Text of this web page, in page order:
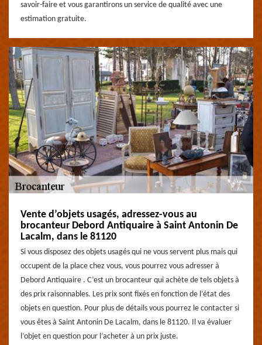
savoir-faire et vous garantirons un service de qualité avec une
estimation gratuite.
Vente d’objets usagés, adressez-vous au
brocanteur Debord Antiquaire à Saint Antonin De
Lacalm, dans le 81120
Si vous disposez des objets usagés qui ne vous servent plus mais qui
occupent de la place chez vous, vous pourrez vous adresser à
Debord Antiquaire . C’est un brocanteur qui achète de tels objets à
des prix raisonnables. Les prix sont fixés en fonction de l’état des
objets en question. Pour plus de détails vous pourrez le contacter si
vous êtes à Saint Antonin De Lacalm, dans le 81120. Il va évaluer
l’objet en question pour l’acheter à un prix juste.